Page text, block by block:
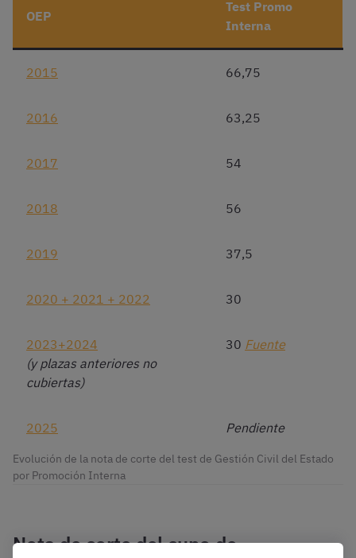
OEP
Test Promo
Interna
2015 66,75
2016 63,25
2017 54
2018 56
2019 37,5
2020 + 2021 + 2022 30
2023+2024
(y plazas anteriores no
cubiertas)
30 Fuente
2025 Pendiente
Evolución de la nota de corte del test de Gestión Civil del Estado
por Promoción Interna
Nota de corte del cupo de